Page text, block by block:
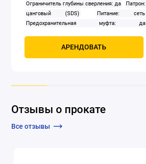
Ограничитель глубины сверления: да
Патрон:
цанговый (SDS)
Питание: сеть
Предохранительная муфта: да
АРЕНДОВАТЬ
Отзывы о прокате
Все отзывы